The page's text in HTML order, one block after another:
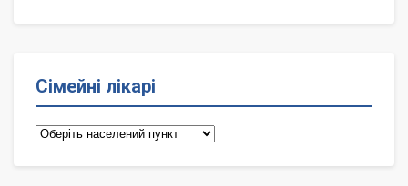
Сімейні лікарі
Сімейні